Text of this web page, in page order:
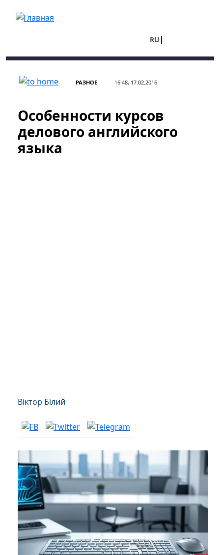
RU
РАЗНОЕ 16:48, 17.02.2016
Особенности курсов
делового английского
языка
Віктор Білий